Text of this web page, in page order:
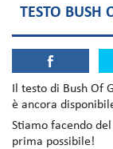
TESTO BUSH
Il testo di Bush Of
è ancora
Stiamo facendo
prima possibile!